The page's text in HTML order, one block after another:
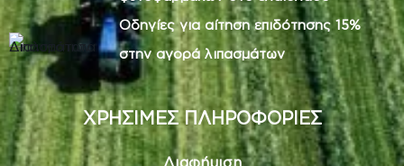
στην αγορά λιπασμάτων
ΧΡΗΣΙΜΕΣ ΠΛΗΡΟΦΟΡΙΕΣ
Διαφήμιση
Επικοινωνία